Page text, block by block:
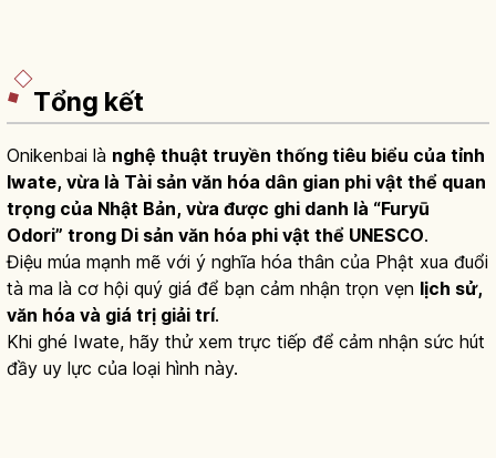
Tổng kết
Onikenbai là nghệ thuật truyền thống tiêu biểu của tỉnh
Iwate, vừa là Tài sản văn hóa dân gian phi vật thể quan
trọng của Nhật Bản, vừa được ghi danh là “Furyū
Odori” trong Di sản văn hóa phi vật thể UNESCO.
Điệu múa mạnh mẽ với ý nghĩa hóa thân của Phật xua đuổi
tà ma là cơ hội quý giá để bạn cảm nhận trọn vẹn lịch sử,
văn hóa và giá trị giải trí.
Khi ghé Iwate, hãy thử xem trực tiếp để cảm nhận sức hút
đầy uy lực của loại hình này.